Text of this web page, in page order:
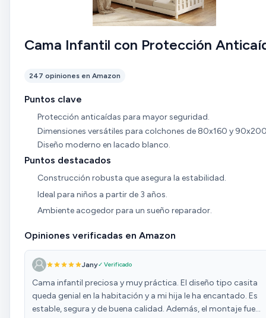
Cama Infantil con Protección
247 opiniones en Amazon
Puntos clave
Protección anticaídas para mayor seguridad.
Dimensiones versátiles para colchones de 80x160 y
Diseño moderno en lacado blanco.
Puntos destacados
Construcción robusta que asegura la estabilidad.
Ideal para niños a partir de 3 años.
Ambiente acogedor para un sueño reparador.
Opiniones verificadas en Amazon
Jany✓ Verificado
Cama infantil preciosa y muy práctica. El diseño tipo casita
queda genial en la habitación y a mi hija le ha encantado. Es
estable, segura y de buena calidad. Además, el montaje fue